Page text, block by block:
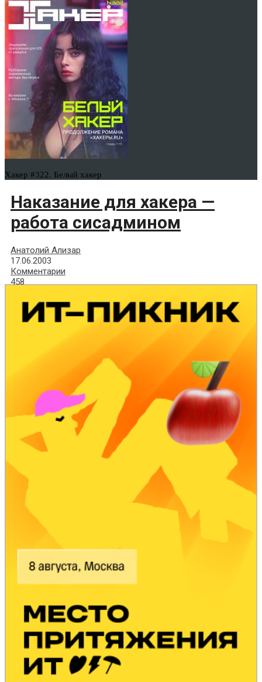
Хакер #322. Белый хакер
Наказание для хакера —
работа сисадмином
Анатолий Ализар
17.06.2003
Комментарии
458